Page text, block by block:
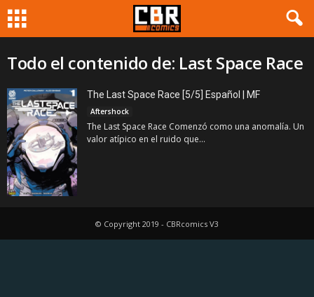
Todo el contenido de: Last Space Race
The Last Space Race [5/5] Español | MF
Aftershock
The Last Space Race Comenzó como una anomalía. Un
valor atípico en el ruido que...
© Copyright 2019 - CBRcomics V3